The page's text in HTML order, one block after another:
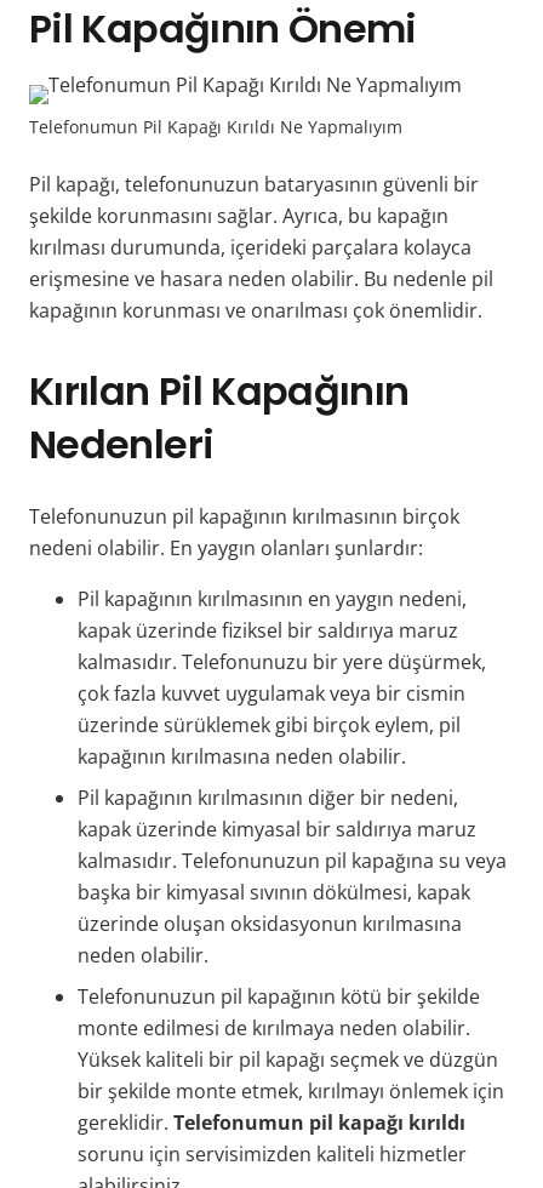
Pil Kapağının Önemi
Telefonumun Pil Kapağı Kırıldı Ne Yapmalıyım
Pil kapağı, telefonunuzun bataryasının güvenli bir
şekilde korunmasını sağlar. Ayrıca, bu kapağın
kırılması durumunda, içerideki parçalara kolayca
erişmesine ve hasara neden olabilir. Bu nedenle pil
kapağının korunması ve onarılması çok önemlidir.
Kırılan Pil Kapağının
Nedenleri
Telefonunuzun pil kapağının kırılmasının birçok
nedeni olabilir. En yaygın olanları şunlardır:
Pil kapağının kırılmasının en yaygın nedeni,
kapak üzerinde fiziksel bir saldırıya maruz
kalmasıdır. Telefonunuzu bir yere düşürmek,
çok fazla kuvvet uygulamak veya bir cismin
üzerinde sürüklemek gibi birçok eylem, pil
kapağının kırılmasına neden olabilir.
Pil kapağının kırılmasının diğer bir nedeni,
kapak üzerinde kimyasal bir saldırıya maruz
kalmasıdır. Telefonunuzun pil kapağına su veya
başka bir kimyasal sıvının dökülmesi, kapak
üzerinde oluşan oksidasyonun kırılmasına
neden olabilir.
Telefonunuzun pil kapağının kötü bir şekilde
monte edilmesi de kırılmaya neden olabilir.
Yüksek kaliteli bir pil kapağı seçmek ve düzgün
bir şekilde monte etmek, kırılmayı önlemek için
gereklidir. Telefonumun pil kapağı kırıldı
sorunu için servisimizden kaliteli hizmetler